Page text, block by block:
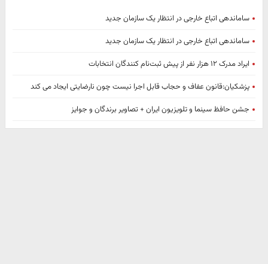
ساماندهی اتباع خارجی در انتظار یک سازمان جدید
ساماندهی اتباع خارجی در انتظار یک سازمان جدید
ایراد مدرک ۱۲ هزار نفر از پیش ثبت‌نام کنندگان انتخابات
پزشکیان:قانون عفاف و حجاب قابل اجرا نیست چون نارضایتی ایجاد می کند
جشن حافظ سینما و تلویزیون ایران + تصاویر برندگان و جوایز